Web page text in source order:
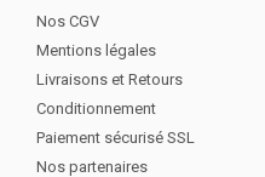
Nos CGV
Mentions légales
Livraisons et Retours
Conditionnement
Paiement sécurisé SSL
Nos partenaires